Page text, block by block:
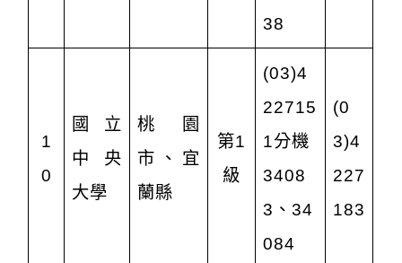
38
1
0
國立
中央
大學
桃園
市、宜
蘭縣
第1
級
(03)4
22715
1分機
3408
3、34
084
(0
3)4
227
183